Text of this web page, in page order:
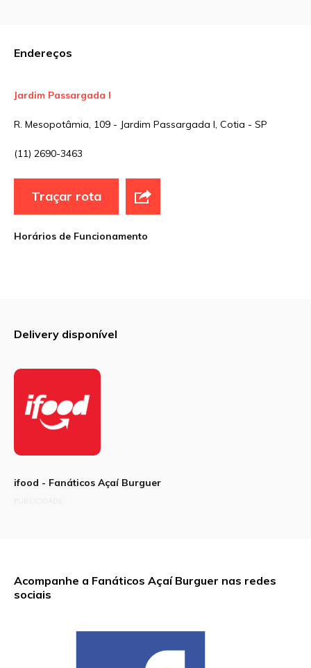
Endereços
Jardim Passargada I
R. Mesopotâmia, 109 - Jardim Passargada I, Cotia - SP
(11) 2690-3463
Traçar rota
Horários de Funcionamento
Delivery disponível
ifood - Fanáticos Açaí Burguer
Acompanhe a Fanáticos Açaí Burguer nas redes
sociais